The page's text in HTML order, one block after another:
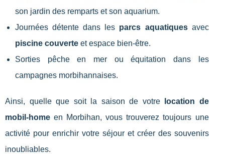
son jardin des remparts et son aquarium.
Journées détente dans les parcs aquatiquesavec
piscine couverte et espace bien-être.
Sorties pêche en mer ou équitation dans les
campagnes morbihannaises.
Ainsi, quelle que soit la saison de votre
location de
mobil-home en Morbihan, vous trouverez toujours une
activité pour enrichir votre séjour et créer des souvenirs
inoubliables.